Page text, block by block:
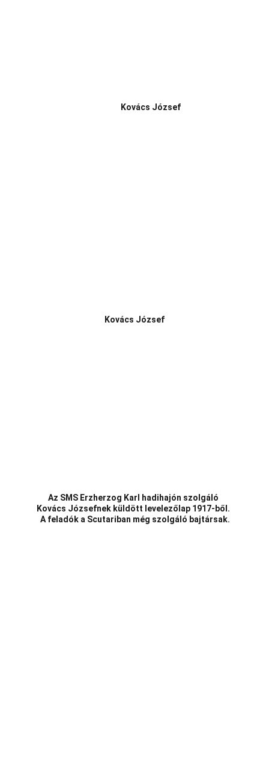
Kovács József
Kovács József
Az SMS Erzherzog Karl hadihajón szolgáló
Kovács Józsefnek küldött levelezőlap 1917-ből.
A feladók a Scutariban még szolgáló bajtársak.